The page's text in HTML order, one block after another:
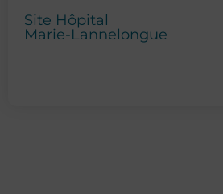
Site Hôpital
Marie-Lannelongue